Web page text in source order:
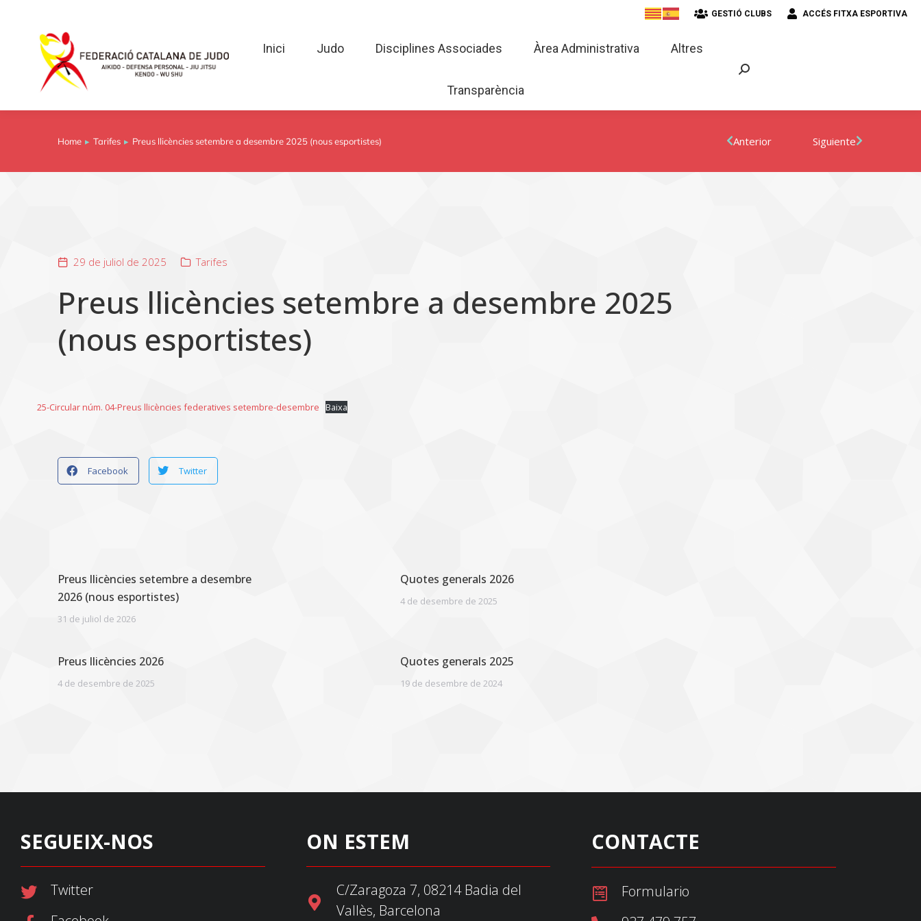
GESTIÓ CLUBS ACCÉS FITXA ESPORTIVA
Inici Judo Disciplines Associades Àrea Administrativa Altres
Transparència
You are here:
Home Tarifes Preus llicències setembre a desembre 2025 (nous esportistes) Anterior Siguiente
29 de juliol de 2025 Tarifes
Preus llicències setembre a desembre 2025
(nous esportistes)
25-Circular núm. 04-Preus llicències federatives setembre-desembre Baixa
Facebook Twitter
Preus llicències setembre a desembre
2026 (nous esportistes)
31 de juliol de 2026
Quotes generals 2026
4 de desembre de 2025
Preus llicències 2026
4 de desembre de 2025
Quotes generals 2025
19 de desembre de 2024
SEGUEIX-NOS
Twitter
ON ESTEM
C/Zaragoza 7, 08214 Badia del
Vallès, Barcelona
CONTACTE
Formulario
Àrea Administrativa Altres